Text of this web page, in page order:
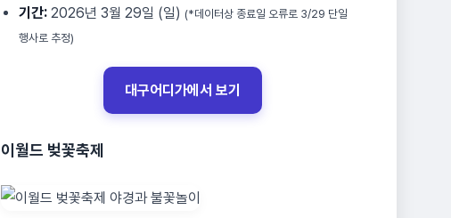
기간: 2026년 3월 29일 (일) (*데이터상 종료일 오류로 3/29 단일
행사로 추정)
대구어디가에서 보기
이월드 벚꽃축제